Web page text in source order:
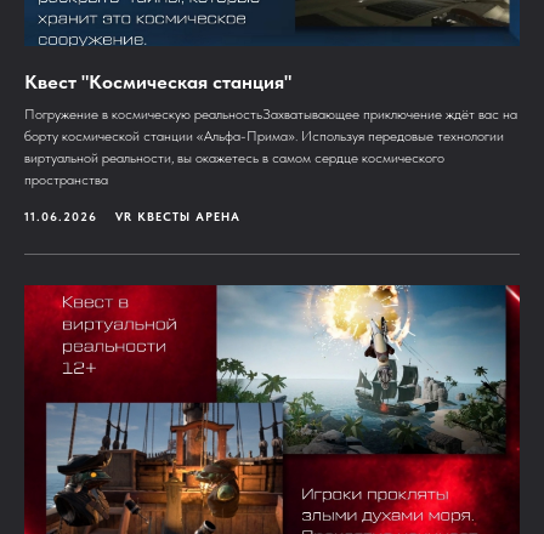
Квест "Космическая станция"
Погружение в космическую реальностьЗахватывающее приключение ждёт вас на
борту космической станции «Альфа-Прима». Используя передовые технологии
виртуальной реальности, вы окажетесь в самом сердце космического
пространства
11.06.2026 VR КВЕСТЫ АРЕНА